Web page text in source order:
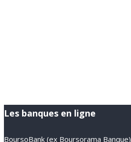
Les banques en ligne
BoursoBank (ex Boursorama Banque)